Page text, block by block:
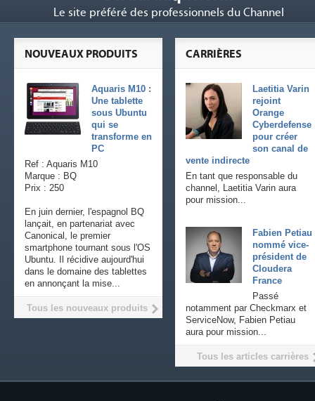
Le site préféré des professionnels du Channel
CARRIÈRES
Laetitia Varin
rejoint
Orange
Cyberdefense
pour créer
son canal de
vente indirecte
En tant que responsable du
channel, Laetitia Varin aura
pour mission...
Fabien Petiau
nommé vice-
président de
Cloudera
France
Passé
notamment par Checkmarx et
ServiceNow, Fabien Petiau
aura pour mission...
Tous les articles carrières
NOUVEAUX PRODUITS
Aquaris M10 :
Une tablette
sous Ubuntu
qui se
transforme en
PC
Ref : Aquaris M10
Marque : BQ
Prix : 250
En juin dernier, l'espagnol BQ
lançait, en partenariat avec
Canonical, le premier
smartphone tournant sous l'OS
Ubuntu. Il récidive aujourd'hui
dans le domaine des tablettes
en annonçant la mise...
Tous les nouveaux produits